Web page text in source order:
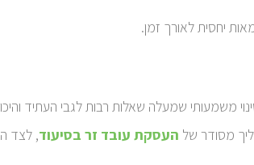
יחסית לאורך זמן.
משמעותי שמעלה שאלות רבות לגבי העתיד
מסודר של העסקת עובד זר בסיעוד, לצד